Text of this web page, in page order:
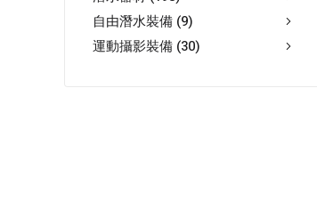
自由潛水裝備 (9)
運動攝影裝備 (30)